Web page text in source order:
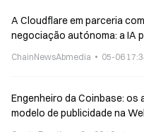
A Cloudflare em parceria
negociação autónoma: a IA
ChainNewsAbmedia 05-06
Engenheiro da Coinbase: os
modelo de publicidade na